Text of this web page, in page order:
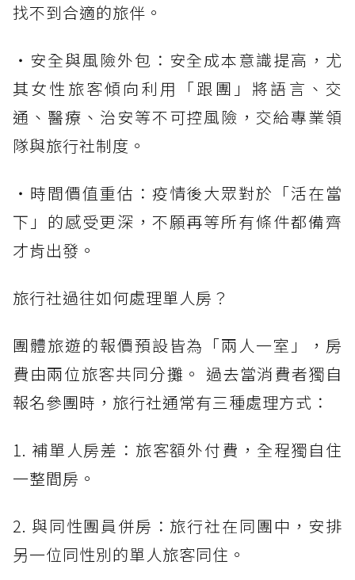
找不到合適的旅伴。
・安全與風險外包：安全成本意識提高，尤
其女性旅客傾向利用「跟團」將語言、交
通、醫療、治安等不可控風險，交給專業領
隊與旅行社制度。
・時間價值重估：疫情後大眾對於「活在當
下」的感受更深，不願再等所有條件都備齊
才肯出發。
旅行社過往如何處理單人房？
團體旅遊的報價預設皆為「兩人一室」，房
費由兩位旅客共同分攤。 過去當消費者獨自
報名參團時，旅行社通常有三種處理方式：
1. 補單人房差：旅客額外付費，全程獨自住
一整間房。
2. 與同性團員併房：旅行社在同團中，安排
另一位同性別的單人旅客同住。